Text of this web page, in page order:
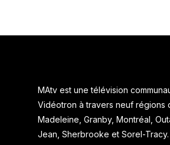
MAtv est une télévision
Vidéotron à travers neuf régions
Madeleine, Granby, Montréal,
Jean, Sherbrooke et Sorel-